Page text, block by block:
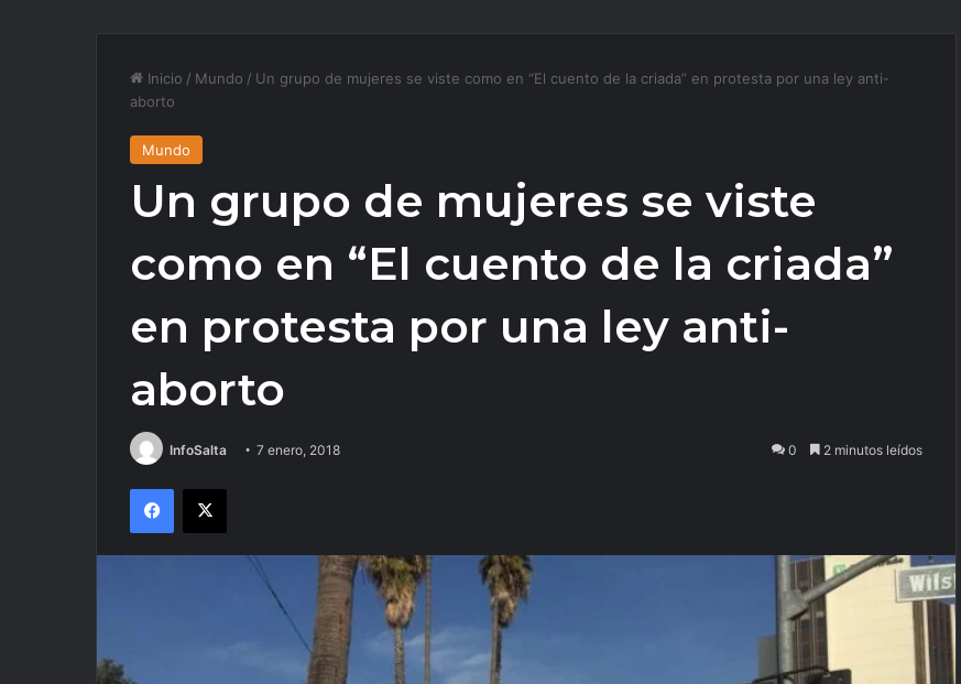
Inicio / Mundo / Un grupo de mujeres se viste como en “El cuento de la criada” en protesta por una ley anti-
aborto
Mundo
Un grupo de mujeres se viste
como en “El cuento de la criada”
en protesta por una ley anti-
aborto
InfoSalta 7 enero, 2018 0 2 minutos leídos
Facebook
X